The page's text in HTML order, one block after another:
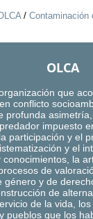
/ Contaminación
OLCA
que
conflicto
profunda
impuesto
participación y el
y el
conocimientos, la
de
género y de
de
de la vida,
pueblos que los